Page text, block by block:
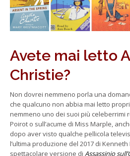
Avete mai letto
Christie?
Non dovrei nemmeno porla una
che qualcuno non abbia mai letto
nemmeno uno dei suoi più celeberrimi
Poirot o sull’acume di Miss Marple,
dopo aver visto qualche pellicola
l’ultima produzione del 2017 di
spettacolare versione di Assassinio